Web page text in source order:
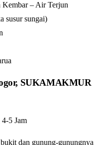
– Air Terjun
susur sungai)
SUKAMAKMUR
5 Jam
dan gunung-gunungnya